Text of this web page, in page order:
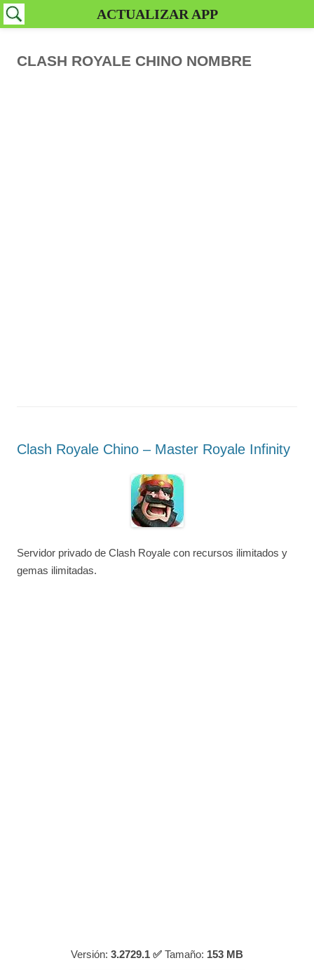
CLASH ROYALE CHINO NOMBRE
Clash Royale Chino – Master Royale Infinity
Servidor privado de Clash Royale con recursos ilimitados y
gemas ilimitadas.
Versión: 3.2729.1 ✅ Tamaño: 153 MB
ACTUALIZAR APP